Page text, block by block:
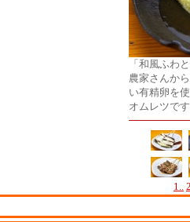
「和風ふわ
農家さんか
い有精卵を
オムレツで
1..